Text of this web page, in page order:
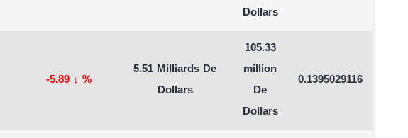
Dollars
-5.89 ↓ %
5.51 Milliards De
Dollars
105.33
million
De
Dollars
0.1395029116